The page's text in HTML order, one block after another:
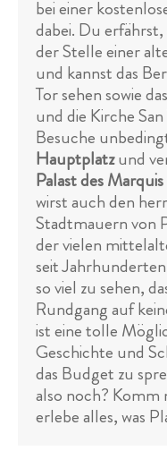
bei einer
dabei. Du erfährst,
der Stelle einer
und kannst das
Tor sehen sowie das
und die Kirche
Besuche
Hauptplatzund
Palast des
wirst auch den
Stadtmauern von
der vielen
seit
so viel zu sehen,
Rundgang auf
ist eine tolle
Geschichte und
das Budget zu
also noch?
erlebe alles, was